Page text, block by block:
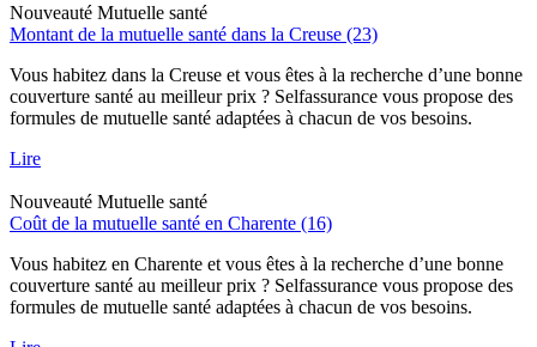
Nouveauté Mutuelle santé
Montant de la mutuelle santé dans la Creuse (23)
Vous habitez dans la Creuse et vous êtes à la recherche d’une bonne
couverture santé au meilleur prix ? Selfassurance vous propose des
formules de mutuelle santé adaptées à chacun de vos besoins.
Lire
Nouveauté Mutuelle santé
Coût de la mutuelle santé en Charente (16)
Vous habitez en Charente et vous êtes à la recherche d’une bonne
couverture santé au meilleur prix ? Selfassurance vous propose des
formules de mutuelle santé adaptées à chacun de vos besoins.